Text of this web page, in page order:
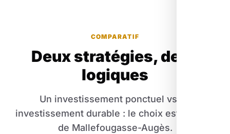
COMPARATIF
Deux stratégies, deux
logiques
Un investissement ponctuel vs un
investissement durable : le choix est vite fait
de Mallefougasse-Augès.